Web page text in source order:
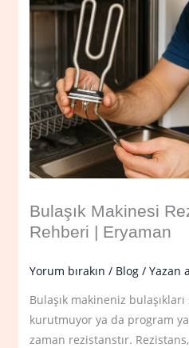
Bulaşık Makinesi
Rehberi | Eryaman
Yorum bırakın / Blog / Yazan
Bulaşık makineniz
kurutmuyor ya da program
zaman rezistanstır.